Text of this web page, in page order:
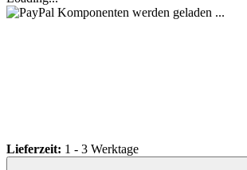
Komponenten werden geladen ...
Lieferzeit: 1 - 3 Werktage